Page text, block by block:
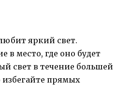
яркий свет.
в место, где оно будет
свет в течение большей
избегайте прямых